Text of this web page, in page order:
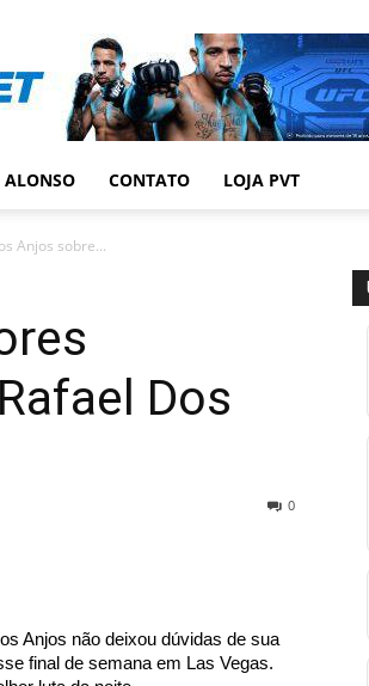
CONTATO LOJA PVT
Anjos sobre...
Dos
0
Anjos não deixou dúvidas de sua
final de semana em Las Vegas.